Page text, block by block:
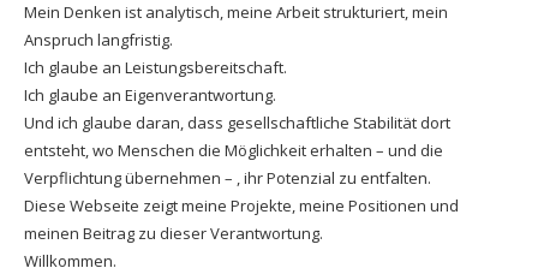
Mein Denken ist analytisch, meine Arbeit strukturiert, mein
Anspruch langfristig.
Ich glaube an Leistungsbereitschaft.
Ich glaube an Eigenverantwortung.
Und ich glaube daran, dass gesellschaftliche Stabilität dort
entsteht, wo Menschen die Möglichkeit erhalten – und die
Verpflichtung übernehmen – , ihr Potenzial zu entfalten.
Diese Webseite zeigt meine Projekte, meine Positionen und
meinen Beitrag zu dieser Verantwortung.
Willkommen.